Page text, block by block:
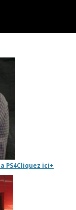
PS4Cliquez ici+